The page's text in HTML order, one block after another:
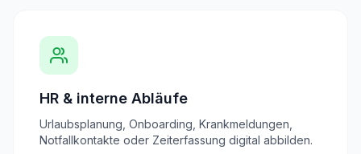
HR & interne Abläufe
Urlaubsplanung, Onboarding, Krankmeldungen,
Notfallkontakte oder Zeiterfassung digital abbilden.